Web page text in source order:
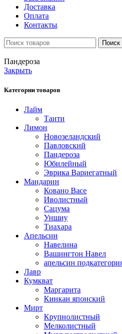
Доставка
Оплата
Контакты
Поиск
Пандероза
Закрыть
Категории товаров
Лайм
Таити
Лимон
Новозеландский
Павловский
Пандероза
Юбилейный
Эврика Вариегатный
Мандарин
Ковано Васе
Иволистный
Сацума
Уншиу
Тиахара
Апельсин
Навелина
Вашингтон Навел
апельсин
Лавр
Кумкват
Маргарита
Кинкан японский
Мирт
Крупнолистный
Мелколистный